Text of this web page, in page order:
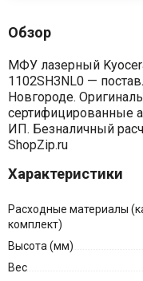
Обзор
МФУ лазерный
1102SH3NL0 —
Новгороде.
сертифицированные
ИП. Безналичный
ShopZip.ru
Характеристики
Расходные материалы
комплект)
Высота (мм)
Вес